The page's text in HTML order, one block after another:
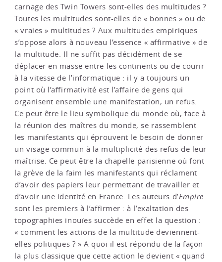
carnage des Twin Towers sont-elles des multitudes ?
Toutes les multitudes sont-elles de « bonnes » ou de
« vraies » multitudes ? Aux multitudes empiriques
s’oppose alors à nouveau l’essence « affirmative » de
la multitude. Il ne suffit pas décidément de se
déplacer en masse entre les continents ou de courir
à la vitesse de l’informatique : il y a toujours un
point où l’affirmativité est l’affaire de gens qui
organisent ensemble une manifestation, un refus.
Ce peut être le lieu symbolique du monde où, face à
la réunion des maîtres du monde, se rassemblent
les manifestants qui éprouvent le besoin de donner
un visage commun à la multiplicité des refus de leur
maîtrise. Ce peut être la chapelle parisienne où font
la grève de la faim les manifestants qui réclament
d’avoir des papiers leur permettant de travailler et
d’avoir une identité en France. Les auteurs d’Empire
sont les premiers à l’affirmer : à l’exaltation des
topographies inouïes succède en effet la question :
« comment les actions de la multitude deviennent-
elles politiques ? » A quoi il est répondu de la façon
la plus classique que cette action le devient « quand